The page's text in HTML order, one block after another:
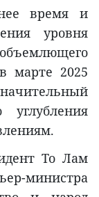
время и
уровня
марте 2025
То Лам
министра